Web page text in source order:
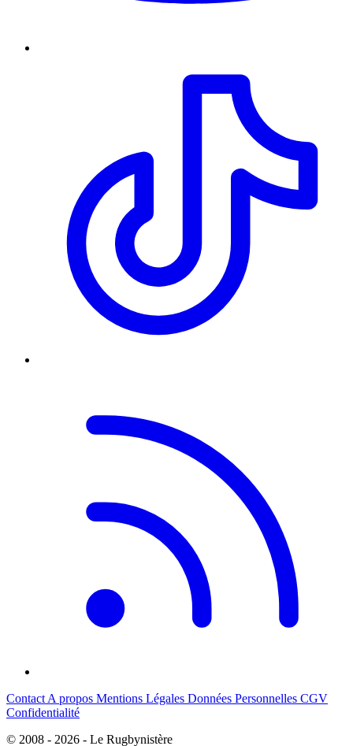
Contact A propos Mentions Légales Données Personnelles CGV
Confidentialité
© 2008 - 2026 - Le Rugbynistère